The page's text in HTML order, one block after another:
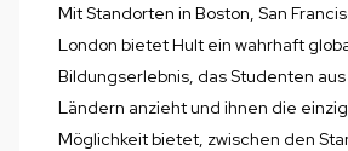
Mit Standorten in Boston, San
London bietet Hult ein wahrhaft
Bildungserlebnis, das Studenten aus
Ländern anzieht und ihnen die
Möglichkeit bietet, zwischen den